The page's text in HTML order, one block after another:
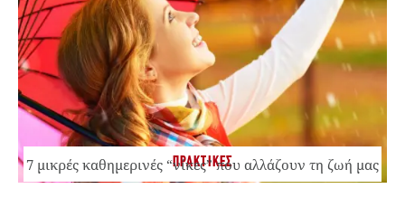
ΠΡΑΚΤΙΚΕΣ
7 μικρές καθημερινές “νίκες” που αλλάζουν τη ζωή μας